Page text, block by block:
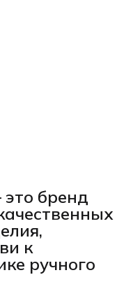
бренд
к
ручного